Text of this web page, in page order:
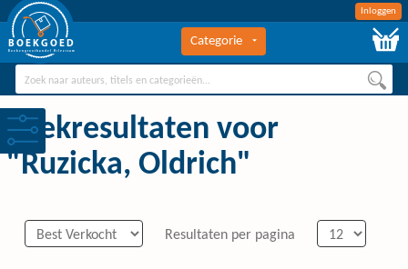
Inloggen
BOEKGOED
Boekengroothandel Hilversum
Categorie
Zoekresultaten voor
"Ruzicka, Oldrich"
Resultaten per pagina